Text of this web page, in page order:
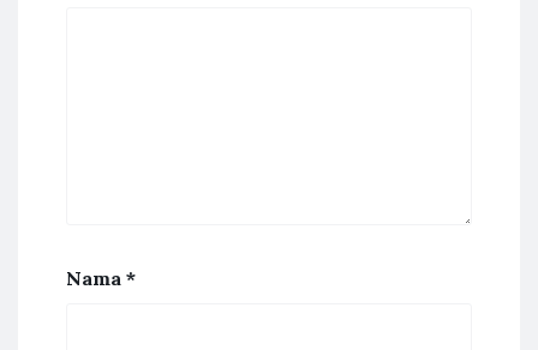
Nama *